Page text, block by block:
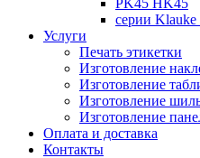
PK45 HK45
серии Klauke
Услуги
Печать этикетки
Изготовление
Изготовление
Изготовление
Изготовление
Оплата и доставка
Контакты